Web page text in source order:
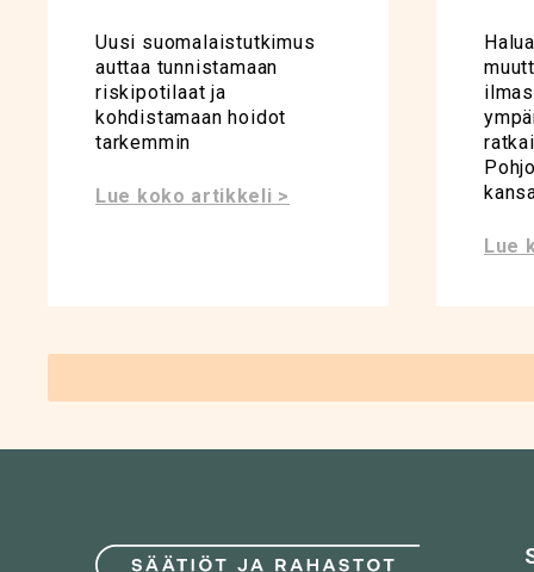
Uusi suomalaistutkimus
auttaa tunnistamaan
riskipotilaat ja
kohdistamaan hoidot
tarkemmin
Lue koko artikkeli >
Lue